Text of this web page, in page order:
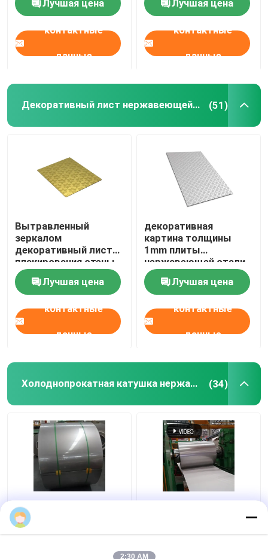
Лучшая цена
контактные
данные
Лучшая цена
контактные
данные
Декоративный лист нержавеющей стали (51)
Вытравленный
зеркалом
декоративный лист
плакирования стены
золота листа
нержавеющей стали
Лучшая цена
контактные
данные
декоративная
картина толщины
1mm плиты
нержавеющей стали
430Ss Checkered
квадратнаяЛучшая цена
контактные
данные
Холоднопрокатная катушка нержавеющей стали (34)
Холоднопрокатный
финиш прокладки 2B
катушки
поверхностный для
2:30 AM